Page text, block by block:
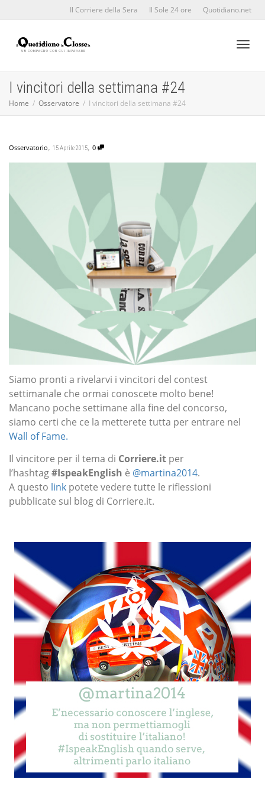
Il Corriere della Sera Il Sole 24 ore Quotidiano.net
I vincitori della settimana #24
Home Osservatore I vincitori della settimana #24
Osservatorio, 15 Aprile 2015, 0
Siamo pronti a rivelarvi i vincitori del contest
settimanale che ormai conoscete molto bene!
Mancano poche settimane alla fine del concorso,
siamo certi che ce la metterete tutta per entrare nel
Wall of Fame.
Il vincitore per il tema di Corriere.it per
l’hashtag#IspeakEnglish è @martina2014.
A questo link potete vedere tutte le riflessioni
pubblicate sul blog di Corriere.it.